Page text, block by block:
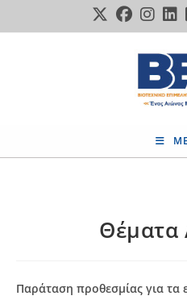
to
Θέματα
Παράταση προθεσμίας για τα